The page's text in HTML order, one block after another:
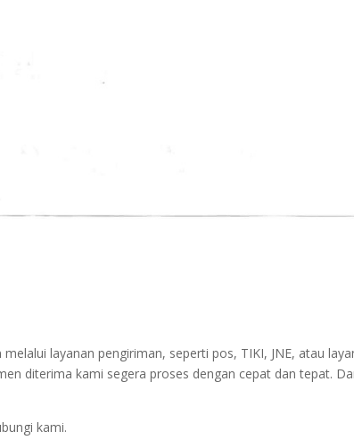
layanan pengiriman, seperti pos, TIKI, JNE, atau
diterima kami segera proses dengan cepat dan tepat.
kami.